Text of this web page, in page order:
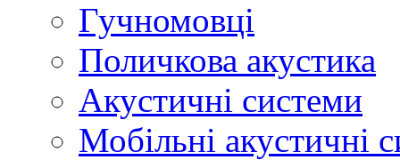
Гучномовці
Поличкова акустика
Акустичні системи
Мобільні акустичні